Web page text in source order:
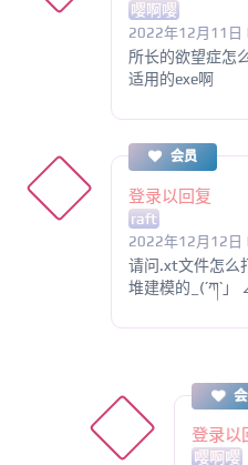
嘤啊嘤
2022年12月11日
所长的欲望症怎
适用的exe啊
会员
登录以回复
raft
2022年12月12日
请问.xt文件怎么
堆建模的_(´ཀ`」
登录以
嘤啊嘤